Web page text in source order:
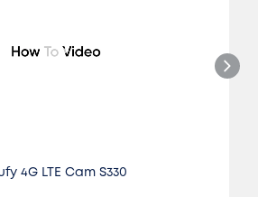
4G LTE Cam S330